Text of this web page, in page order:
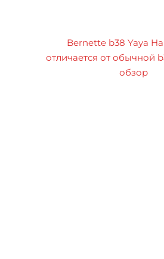
Bernette b38 Yaya
отличается от обычной
обзор